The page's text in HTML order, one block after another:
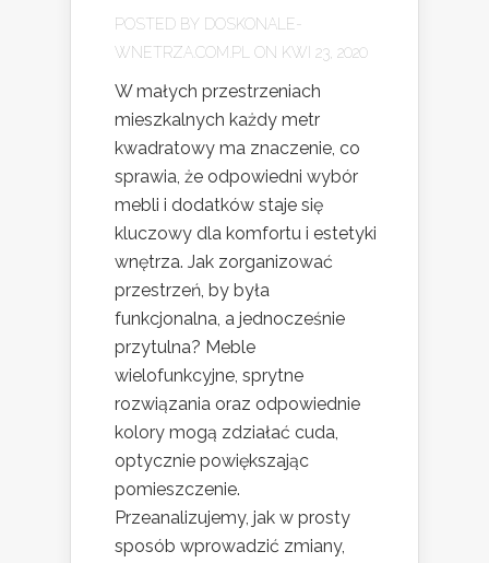
POSTED BY DOSKONALE-
WNETRZA.COM.PL
ON KWI 23, 2020
W małych przestrzeniach
mieszkalnych każdy metr
kwadratowy ma znaczenie, co
sprawia, że odpowiedni wybór
mebli i dodatków staje się
kluczowy dla komfortu i estetyki
wnętrza. Jak zorganizować
przestrzeń, by była
funkcjonalna, a jednocześnie
przytulna? Meble
wielofunkcyjne, sprytne
rozwiązania oraz odpowiednie
kolory mogą zdziałać cuda,
optycznie powiększając
pomieszczenie.
Przeanalizujemy, jak w prosty
sposób wprowadzić zmiany,